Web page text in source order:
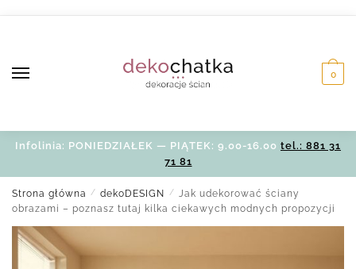
0
Infolinia: PONIEDZIAŁEK — PIĄTEK: 9.00-16.00 tel.: 881 31
71 81
Strona główna / dekoDESIGN / Jak udekorować ściany
obrazami – poznasz tutaj kilka ciekawych modnych propozycji